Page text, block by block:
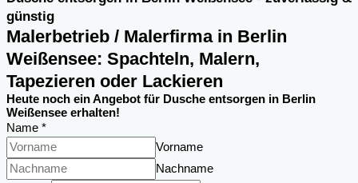
günstig
Malerbetrieb / Malerfirma in Berlin
Weißensee: Spachteln, Malern,
Tapezieren oder Lackieren
Heute noch ein Angebot für Dusche entsorgen in Berlin
Weißensee erhalten!
Name *
Vorname
Nachname